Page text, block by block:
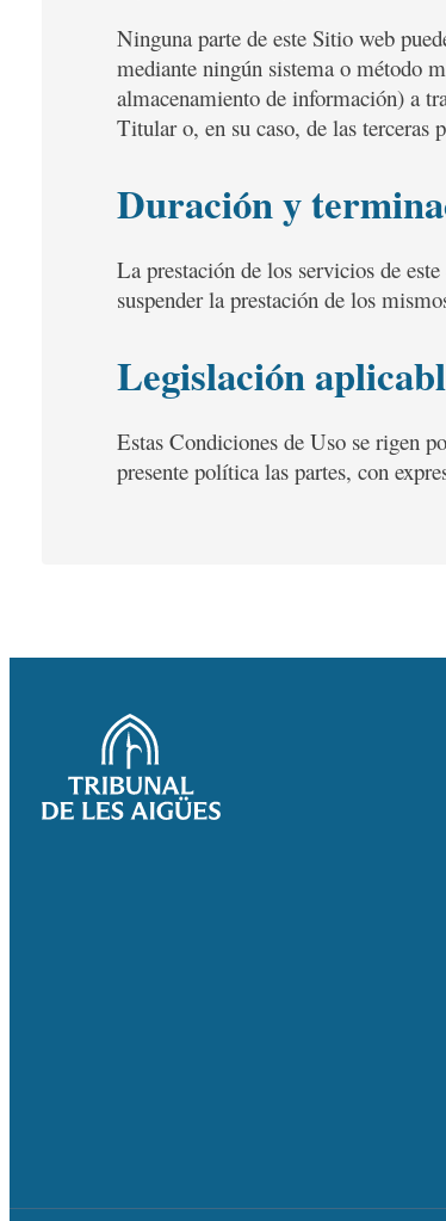
Ninguna parte de este Sitio web
mediante ningún sistema o método
almacenamiento de información) a
Titular o, en su caso, de las terceras
Duración y
La prestación de los servicios de
suspender la prestación de los
Legislación
Estas Condiciones de Uso se rigen
presente política las partes, con